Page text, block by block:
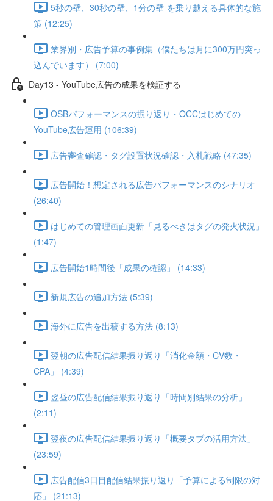
5秒の壁、30秒の壁、1分の壁-を乗り越える具体的な施
策 (12:25)
業界別・広告予算の事例集（僕たちは月に300万円突っ
込んでいます） (7:00)
Day13 - YouTube広告の成果を検証する
OSBパフォーマンスの振り返り・OCCはじめての
YouTube広告運用 (106:39)
広告審査確認・タグ設置状況確認・入札戦略 (47:35)
広告開始！想定される広告パフォーマンスのシナリオ
(26:40)
はじめての管理画面更新「見るべきはタグの発火状況」
(1:47)
広告開始1時間後「成果の確認」 (14:33)
新規広告の追加方法 (5:39)
海外に広告を出稿する方法 (8:13)
翌朝の広告配信結果振り返り「消化金額・CV数・
CPA」 (4:39)
翌昼の広告配信結果振り返り「時間別結果の分析」
(2:11)
翌夜の広告配信結果振り返り「概要タブの活用方法」
(23:59)
広告配信3日目配信結果振り返り「予算による制限の対
応」 (21:13)